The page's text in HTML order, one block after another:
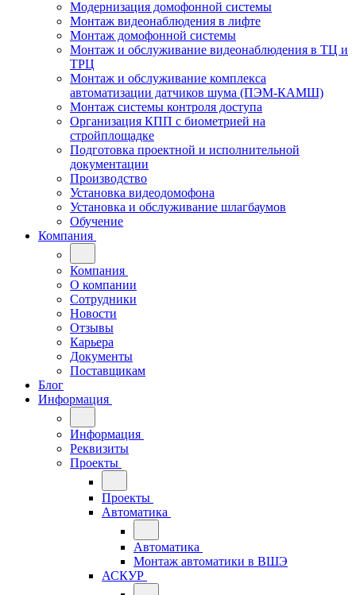
Модернизация домофонной системы
Монтаж видеонаблюдения в лифте
Монтаж домофонной системы
Монтаж и обслуживание видеонаблюдения в ТЦ и
ТРЦ
Монтаж и обслуживание комплекса
автоматизации датчиков шума (ПЭМ-КАМШ)
Монтаж системы контроля доступа
Организация КПП с биометрией на
стройплощадке
Подготовка проектной и исполнительной
документации
Производство
Установка видеодомофона
Установка и обслуживание шлагбаумов
Обучение
Компания
Компания
О компании
Сотрудники
Новости
Отзывы
Карьера
Документы
Поставщикам
Блог
Информация
Информация
Реквизиты
Проекты
Проекты
Автоматика
Автоматика
Монтаж автоматики в ВШЭ
АСКУР